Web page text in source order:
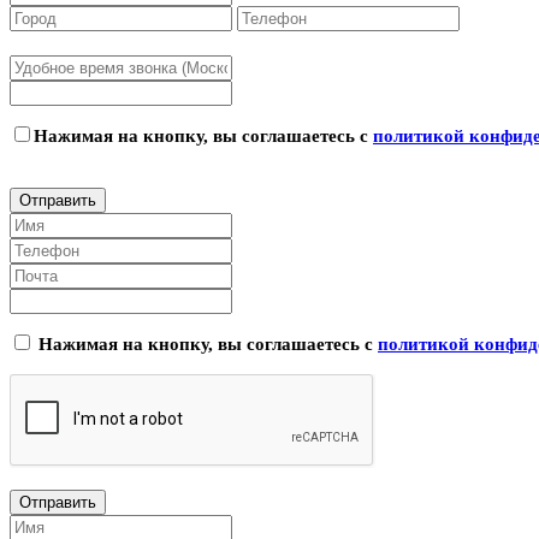
Нажимая на кнопку, вы соглашаетесь с политикой
Нажимая на кнопку, вы соглашаетесь с политикой